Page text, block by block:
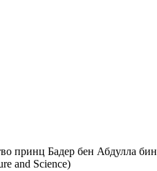
принц Бадер бен Абдулла бин
and Science)